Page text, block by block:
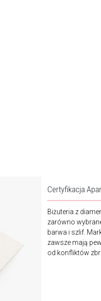
Certyfikacja
Biżuteria z
zarówno
barwa i szlif.
zawsze mają
od konfliktów